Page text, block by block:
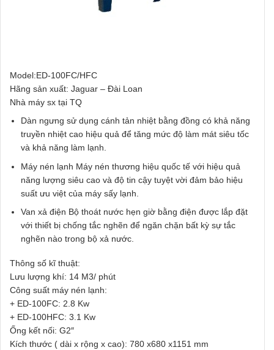
Model:ED-100FC/HFC
Hãng sản xuất: Jaguar – Đài Loan
Nhà máy sx tại TQ
Dàn ngưng sử dụng cánh tản nhiệt bằng đồng có khả năng
truyền nhiệt cao hiệu quả để tăng mức độ làm mát siêu tốc
và khả năng làm lạnh.
Máy nén lạnh Máy nén thương hiệu quốc tế với hiệu quả
năng lượng siêu cao và độ tin cậy tuyệt vời đảm bảo hiệu
suất ưu việt của máy sấy lạnh.
Van xả điện Bộ thoát nước hẹn giờ bằng điện được lắp đặt
với thiết bị chống tắc nghẽn để ngăn chặn bất kỳ sự tắc
nghẽn nào trong bộ xả nước.
Thông số kĩ thuật:
Lưu lượng khí: 14 M3/ phút
Công suất máy nén lạnh:
+ ED-100FC: 2.8 Kw
+ ED-100HFC: 3.1 Kw
Ống kết nối: G2″
Kích thước ( dài x rộng x cao): 780 x680 x1151 mm